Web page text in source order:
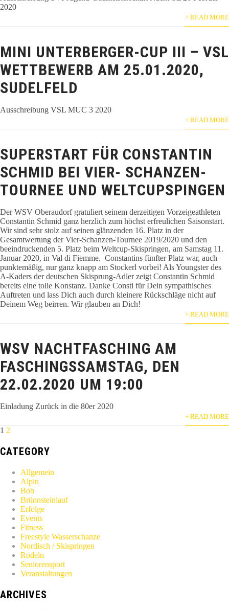
2020
+ READ MORE
MINI UNTERBERGER-CUP III – VSL
WETTBEWERB AM 25.01.2020,
SUDELFELD
Ausschreibung VSL MUC 3 2020
+ READ MORE
SUPERSTART FÜR CONSTANTIN
SCHMID BEI VIER- SCHANZEN-
TOURNEE UND WELTCUPSPINGEN
Der WSV Oberaudorf gratuliert seinem derzeitigen Vorzeigeathleten
Constantin Schmid ganz herzlich zum höchst erfreulichen Saisonstart.
Wir sind sehr stolz auf seinen glänzenden 16. Platz in der
Gesamtwertung der Vier-Schanzen-Tournee 2019/2020 und den
beeindruckenden 5. Platz beim Weltcup-Skispringen, am Samstag 11.
Januar 2020, in Val di Fiemme. Constantins fünfter Platz war, auch
punktemäßig, nur ganz knapp am Stockerl vorbei! Als Youngster des
A-Kaders der deutschen Skisprung-Adler zeigt Constantin Schmid
bereits eine tolle Konstanz. Danke Consti für Dein sympathisches
Auftreten und lass Dich auch durch kleinere Rückschläge nicht auf
Deinem Weg beirren. Wir glauben an Dich!
+ READ MORE
WSV NACHTFASCHING AM
FASCHINGSSAMSTAG, DEN
22.02.2020 UM 19:00
Einladung Zurück in die 80er 2020
+ READ MORE
POSTS
1 2
CATEGORY
Allgemein
Alpin
Bob
Brünnsteinlauf
Erfolge
Events
Fitness
Freestyle Wasserschanze
Nordisch / Skispringen
Rodeln
Seniorensport
Veranstaltungen
ARCHIVES